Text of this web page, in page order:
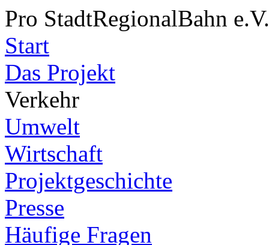
Pro StadtRegionalBahn e.V.
Start
Das Projekt
Verkehr
Umwelt
Wirtschaft
Projektgeschichte
Presse
Häufige Fragen